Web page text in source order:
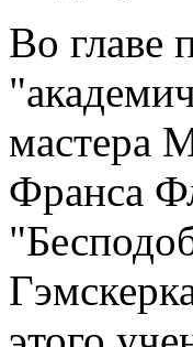
Во главе
мастера
Франса